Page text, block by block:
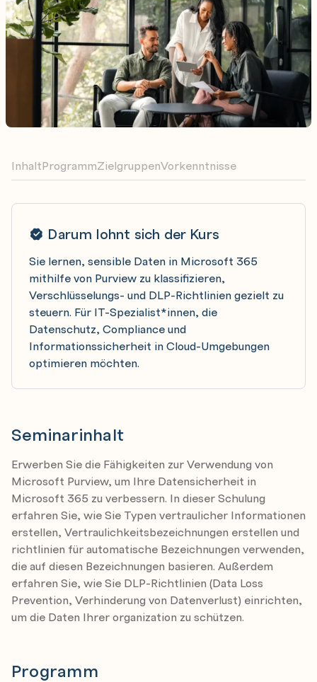
Darum lohnt sich der Kurs
Sie lernen, sensible Daten in Microsoft 365
mithilfe von Purview zu klassifizieren,
Verschlüsselungs- und DLP-Richtlinien gezielt zu
steuern. Für IT-Spezialist*innen, die
Datenschutz, Compliance und
Informationssicherheit in Cloud-Umgebungen
optimieren möchten.
Seminarinhalt
Erwerben Sie die Fähigkeiten zur Verwendung von
Microsoft Purview, um Ihre Datensicherheit in
Microsoft 365 zu verbessern. In dieser Schulung
erfahren Sie, wie Sie Typen vertraulicher Informationen
erstellen, Vertraulichkeitsbezeichnungen erstellen und
richtlinien für automatische Bezeichnungen verwenden,
die auf diesen Bezeichnungen basieren. Außerdem
erfahren Sie, wie Sie DLP-Richtlinien (Data Loss
Prevention, Verhinderung von Datenverlust) einrichten,
um die Daten Ihrer organization zu schützen.
Programm
InhaltProgrammZielgruppenVorkenntnisse